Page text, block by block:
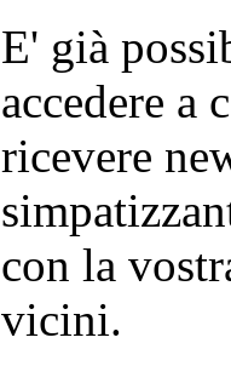
E' già
accedere a
ricevere
con la
vicini.